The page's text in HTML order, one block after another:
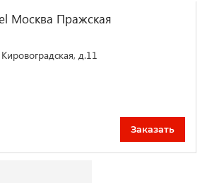
Москва Пражская
д.11
Заказать